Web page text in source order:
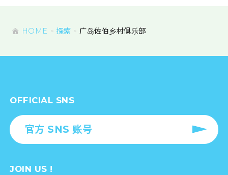
HOME 探索 广岛佐伯乡村俱乐部
OFFICIAL SNS
官方 SNS 账号
JOIN US !